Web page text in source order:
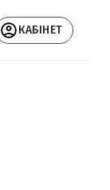
КАБІНЕТ